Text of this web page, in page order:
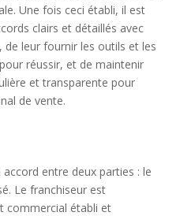
Une fois ceci établi, il est
clairs et détaillés avec
de leur fournir les outils et les
réussir, et de maintenir
et transparente pour
de vente.
entre deux parties : le
Le franchiseur est
commercial établi et